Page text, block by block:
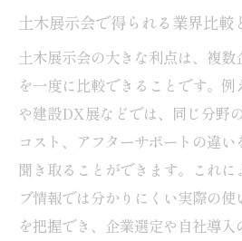
土木展示会で得られる業界比較
土木展示会の大きな利点は、複数
を一度に比較できることです。
や建設DX展などでは、同じ分野
コスト、アフターサポートの違
聞き取ることができます。これ
ブ情報では分かりにくい実際の
を把握でき、企業選定や自社導